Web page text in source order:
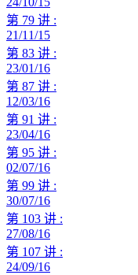
第 79 讲 :
21/11/15
第 83 讲 :
23/01/16
第 87 讲 :
12/03/16
第 91 讲 :
23/04/16
第 95 讲 :
02/07/16
第 99 讲 :
30/07/16
第 103 讲 :
27/08/16
第 107 讲 :
24/09/16